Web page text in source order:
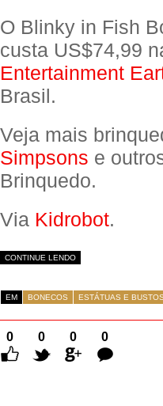
O Blinky in Fish
custa US$74,99
Entertainment
Brasil.
Veja mais
Simpsons e
Brinquedo.
Via Kidrobot.
CONTINUE LENDO
EM BONECOS ESTÁTUAS E BUSTOS
0 0 0
0